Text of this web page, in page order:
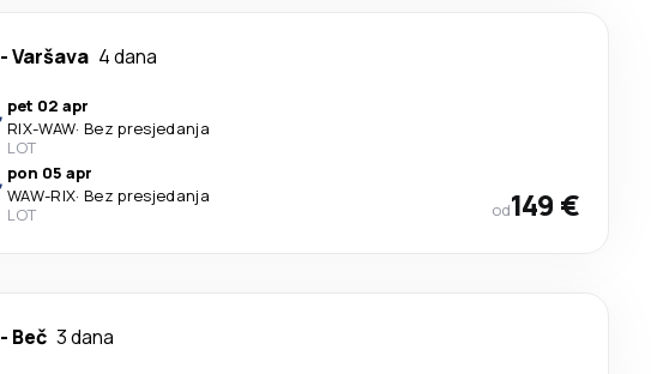
-Varšava 4 dana
pet 02 apr
RIX-WAW· Bez presjedanja
LOT
pon 05 apr
WAW-RIX· Bez presjedanja
LOT
od149 €
- Beč 3 dana